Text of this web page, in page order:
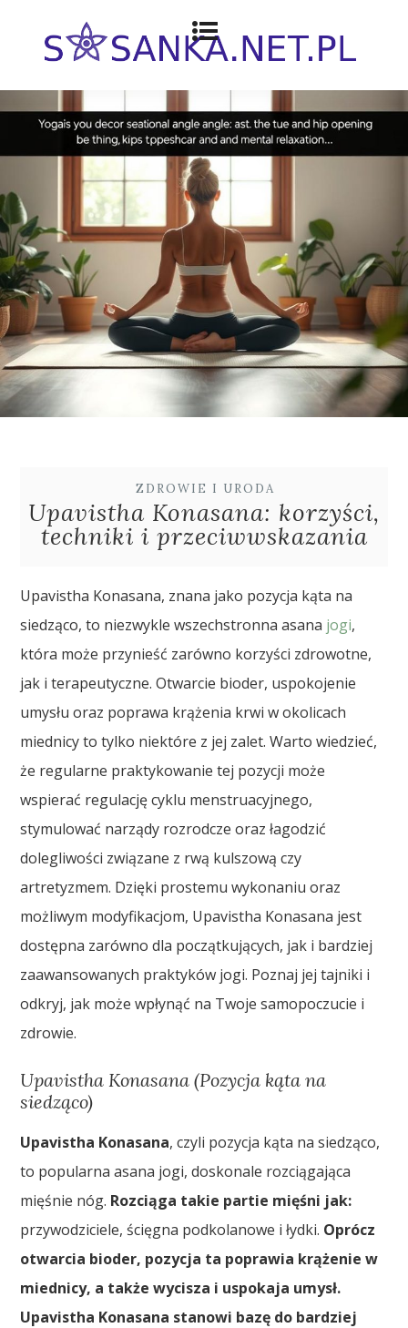
ZDROWIE I URODA
Upavistha Konasana: korzyści,
techniki i przeciwwskazania
Upavistha Konasana, znana jako pozycja kąta na
siedząco, to niezwykle wszechstronna asana jogi,
która może przynieść zarówno korzyści zdrowotne,
jak i terapeutyczne. Otwarcie bioder, uspokojenie
umysłu oraz poprawa krążenia krwi w okolicach
miednicy to tylko niektóre z jej zalet. Warto wiedzieć,
że regularne praktykowanie tej pozycji może
wspierać regulację cyklu menstruacyjnego,
stymulować narządy rozrodcze oraz łagodzić
dolegliwości związane z rwą kulszową czy
artretyzmem. Dzięki prostemu wykonaniu oraz
możliwym modyfikacjom, Upavistha Konasana jest
dostępna zarówno dla początkujących, jak i bardziej
zaawansowanych praktyków jogi. Poznaj jej tajniki i
odkryj, jak może wpłynąć na Twoje samopoczucie i
zdrowie.
Upavistha Konasana (Pozycja kąta na
siedząco)
Upavistha Konasana, czyli pozycja kąta na siedząco,
to popularna asana jogi, doskonale rozciągająca
mięśnie nóg. Rozciąga takie partie mięśni jak:
przywodziciele, ścięgna podkolanowe i łydki. Oprócz
otwarcia bioder, pozycja ta poprawia krążenie w
miednicy, a także wycisza i uspokaja umysł.
Upavistha Konasana stanowi bazę do bardziej